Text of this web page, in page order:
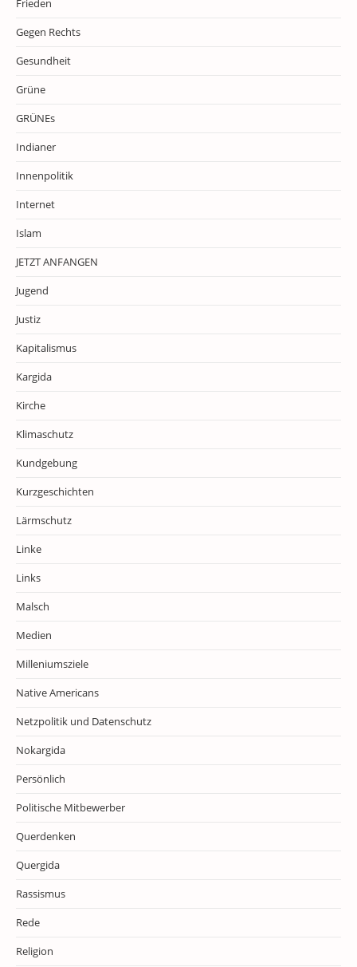
Frieden
Gegen Rechts
Gesundheit
Grüne
GRÜNEs
Indianer
Innenpolitik
Internet
Islam
JETZT ANFANGEN
Jugend
Justiz
Kapitalismus
Kargida
Kirche
Klimaschutz
Kundgebung
Kurzgeschichten
Lärmschutz
Linke
Links
Malsch
Medien
Milleniumsziele
Native Americans
Netzpolitik und Datenschutz
Nokargida
Persönlich
Politische Mitbewerber
Querdenken
Quergida
Rassismus
Rede
Religion